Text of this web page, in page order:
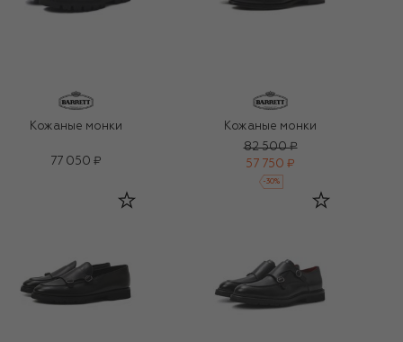
Кожаные монки
77 050 ₽
Кожаные монки
82 500 ₽
57 750 ₽
-30%